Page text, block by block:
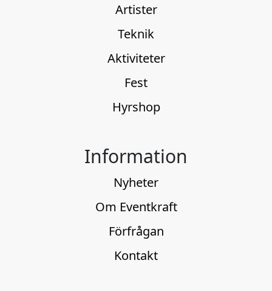
Artister
Teknik
Aktiviteter
Fest
Hyrshop
Information
Nyheter
Om Eventkraft
Förfrågan
Kontakt